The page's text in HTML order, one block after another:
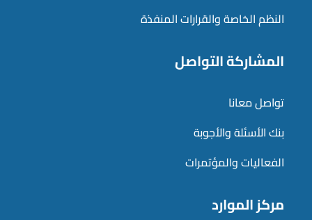
النظم الخاصة والقرارات المنفذة
المشاركة التواصل
تواصل معانا
بنك الأسئلة والأجوبة
الفعاليات والمؤتمرات
مركز الموارد